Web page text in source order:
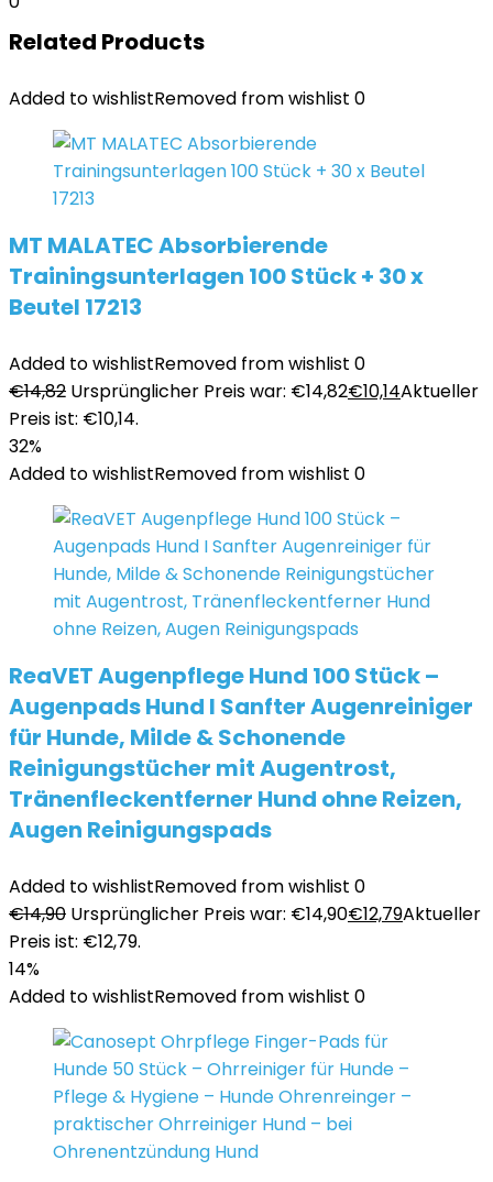
Related Products
Added to wishlistRemoved from wishlist 0
MT MALATEC Absorbierende
Trainingsunterlagen 100 Stück + 30 x
Beutel 17213
Added to wishlistRemoved from wishlist 0
€14,82 Ursprünglicher Preis war: €14,82€10,14Aktueller
Preis ist: €10,14.
32%
Added to wishlistRemoved from wishlist 0
ReaVET Augenpflege Hund 100 Stück –
Augenpads Hund I Sanfter Augenreiniger
für Hunde, Milde & Schonende
Reinigungstücher mit Augentrost,
Tränenfleckentferner Hund ohne Reizen,
Augen Reinigungspads
Added to wishlistRemoved from wishlist 0
€14,90 Ursprünglicher Preis war: €14,90€12,79Aktueller
Preis ist: €12,79.
14%
Added to wishlistRemoved from wishlist 0